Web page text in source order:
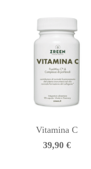
Vitamina C
39,90 €